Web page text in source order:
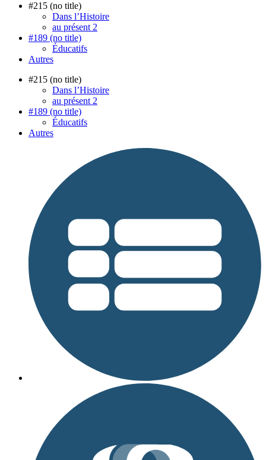
#215 (no title)
Dans l’Histoire
au présent 2
#189 (no title)
Éducatifs
Autres
#215 (no title)
Dans l’Histoire
au présent 2
#189 (no title)
Éducatifs
Autres